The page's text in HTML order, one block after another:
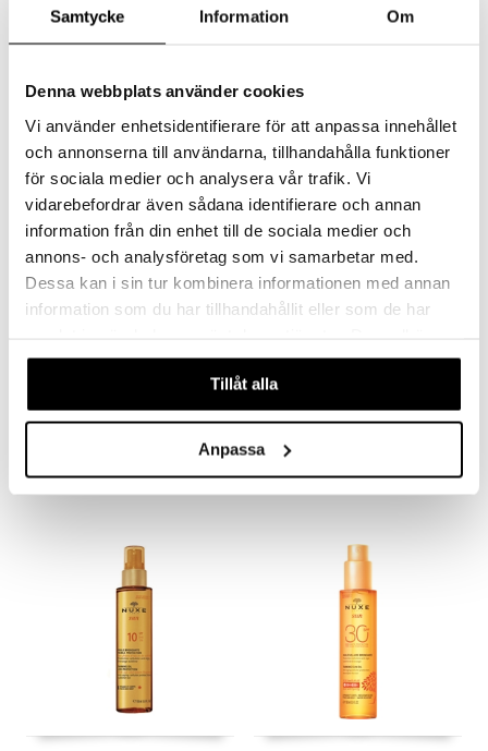
Samtycke Information Om
Denna webbplats använder cookies
Vi använder enhetsidentifierare för att anpassa innehållet
och annonserna till användarna, tillhandahålla funktioner
för sociala medier och analysera vår trafik. Vi
vidarebefordrar även sådana identifierare och annan
information från din enhet till de sociala medier och
annons- och analysföretag som vi samarbetar med.
Dessa kan i sin tur kombinera informationen med annan
information som du har tillhandahållit eller som de har
våra cookies vid fortsatt användande av vår webbplats.
Tillåt alla
Anpassa
Spray - Face & Body
Gold - Face Body
NUXE
Nuxe Sun Stick Serum
Spf50+
NUXE
345